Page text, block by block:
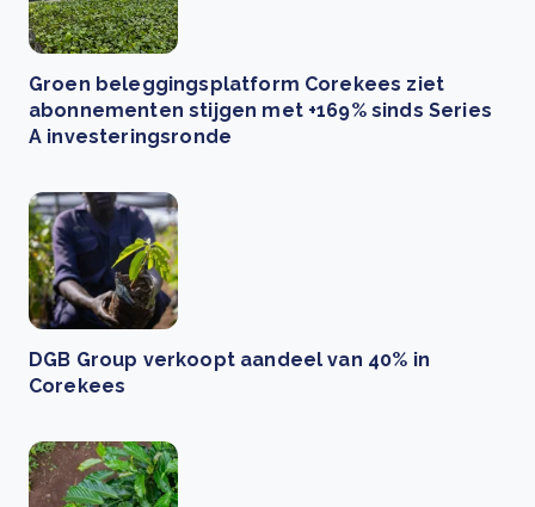
Groen beleggingsplatform Corekees ziet
abonnementen stijgen met +169% sinds Series
A investeringsronde
DGB Group verkoopt aandeel van 40% in
Corekees